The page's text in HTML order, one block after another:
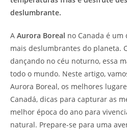
deslumbrante.
A Aurora Boreal no Canada é
mais deslumbrantes do planeta.
dançando no céu noturno, essa
todo o mundo. Neste artigo,
Aurora Boreal, os melhores
Canadá, dicas para capturar as
melhor época do ano para
natural. Prepare-se para uma